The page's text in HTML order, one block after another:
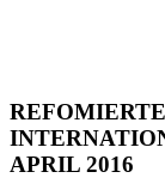
APRIL 2016